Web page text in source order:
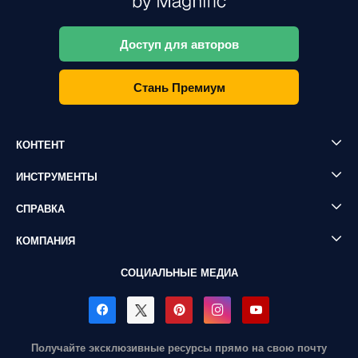
Доступ для авторов
Стань Премиум
КОНТЕНТ
ИНСТРУМЕНТЫ
СПРАВКА
КОМПАНИЯ
СОЦИАЛЬНЫЕ МЕДИА
Получайте эксклюзивные ресурсы прямо на свою почту